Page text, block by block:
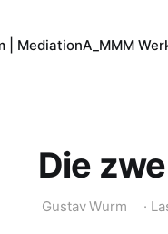
| MediationA_MMM
Die
Gustav Wurm ·